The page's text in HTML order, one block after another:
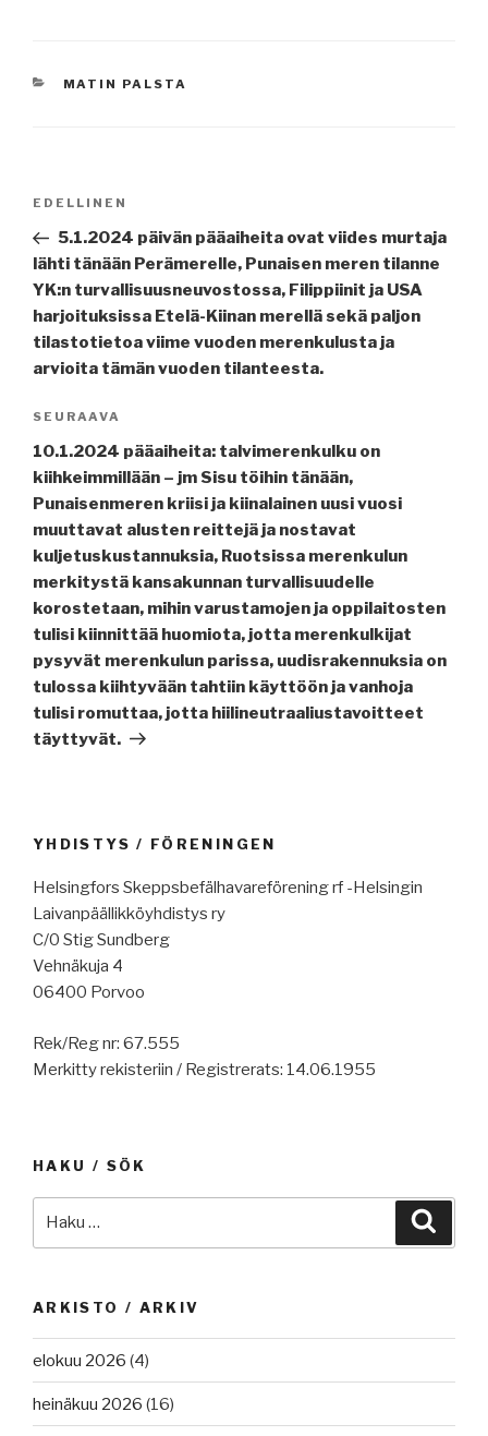
KATEGORIAT
MATIN PALSTA
Edellinen
artikkeli
EDELLINEN
5.1.2024 päivän pääaiheita ovat viides murtaja
lähti tänään Perämerelle, Punaisen meren tilanne
YK:n turvallisuusneuvostossa, Filippiinit ja USA
harjoituksissa Etelä-Kiinan merellä sekä paljon
tilastotietoa viime vuoden merenkulusta ja
arvioita tämän vuoden tilanteesta.
Seuraava
artikkeli
SEURAAVA
10.1.2024 pääaiheita: talvimerenkulku on
kiihkeimmillään – jm Sisu töihin tänään,
Punaisenmeren kriisi ja kiinalainen uusi vuosi
muuttavat alusten reittejä ja nostavat
kuljetuskustannuksia, Ruotsissa merenkulun
merkitystä kansakunnan turvallisuudelle
korostetaan, mihin varustamojen ja oppilaitosten
tulisi kiinnittää huomiota, jotta merenkulkijat
pysyvät merenkulun parissa, uudisrakennuksia on
tulossa kiihtyvään tahtiin käyttöön ja vanhoja
tulisi romuttaa, jotta hiilineutraaliustavoitteet
täyttyvät.
YHDISTYS / FÖRENINGEN
Helsingfors Skeppsbefälhavareförening rf -Helsingin
Laivanpäällikköyhdistys ry
C/0 Stig Sundberg
Vehnäkuja 4
06400 Porvoo
Rek/Reg nr: 67.555
Merkitty rekisteriin / Registrerats: 14.06.1955
HAKU / SÖK
ARKISTO / ARKIV
elokuu 2026 (4)
heinäkuu 2026 (16)